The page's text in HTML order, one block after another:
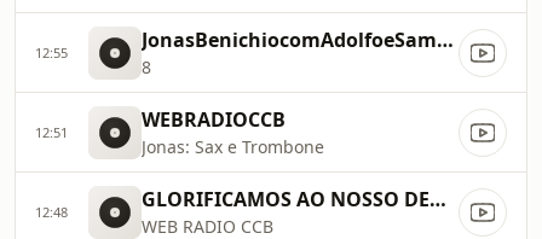
12:55 JonasBenichiocomAdolfoeSamueldeCamargo
8
12:51 WEBRADIOCCB
Jonas: Sax e Trombone
12:48 GLORIFICAMOS AO NOSSO DEUS 24 HORAS
WEB RADIO CCB